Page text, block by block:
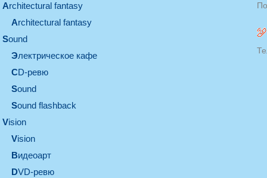
architectural fantasy
architectural fantasy
sound
электрическое кафе
CD-ревю
sound
Sound flashback
vision
vision
видеоарт
DVD-ревю